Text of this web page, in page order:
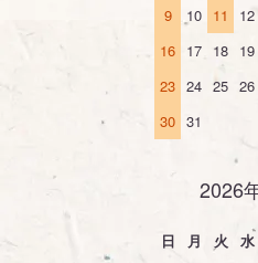
9
10 11 12
16 17 18 19
23 24 25 26
30 31
2026
日 月 火 水